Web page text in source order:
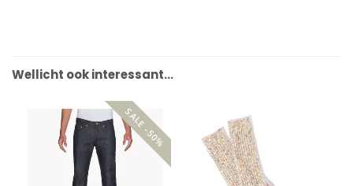
Wellicht ook interessant…
SALE -50%